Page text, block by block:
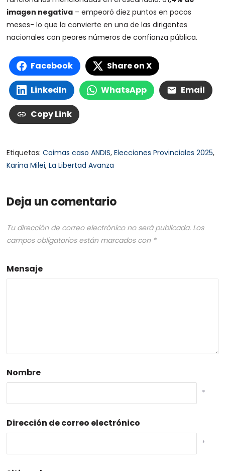
imagen negativa – empeoró diez puntos en pocos
meses- lo que la convierte en una de las dirigentes
nacionales con peores números de confianza pública.
Facebook Share on X
LinkedIn WhatsApp Email
Copy Link
Etiquetas:Coimas caso ANDIS,Elecciones Provinciales 2025,
Karina Milei,La Libertad Avanza
Deja un comentario
Tu dirección de correo electrónico no será publicada. Los
campos obligatorios están marcados con *
Mensaje
Nombre
*
Dirección de correo electrónico
*